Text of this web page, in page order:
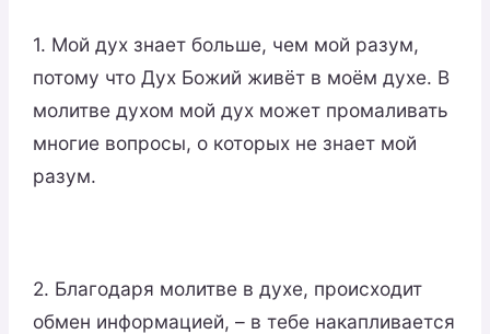
1. Мой дух знает больше, чем мой разум,
потому что Дух Божий живёт в моём духе. В
молитве духом мой дух может промаливать
многие вопросы, о которых не знает мой
разум.
2. Благодаря молитве в духе, происходит
обмен информацией, – в тебе накапливается